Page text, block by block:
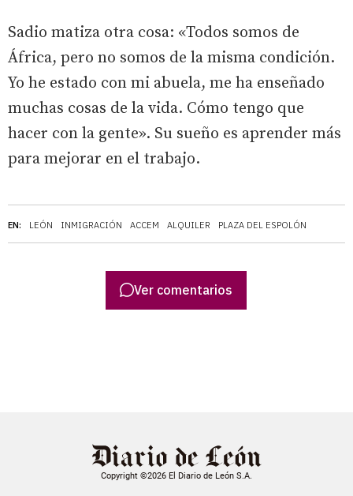
EN: LEÓN INMIGRACIÓN ACCEM ALQUILER PLAZA DEL ESPOLÓN
Sadio matiza otra cosa: «Todos somos de
África, pero no somos de la misma condición.
Yo he estado con mi abuela, me ha enseñado
muchas cosas de la vida. Cómo tengo que
hacer con la gente». Su sueño es aprender más
para mejorar en el trabajo.
Ver comentarios
Copyright ©2026 El Diario de León S.A.